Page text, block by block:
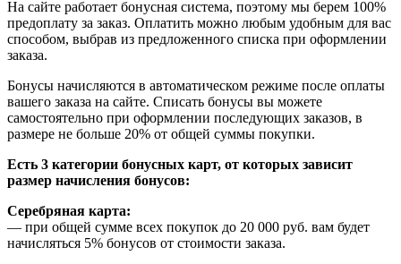
На сайте работает бонусная система, поэтому мы берем 100%
предоплату за заказ. Оплатить можно любым удобным для вас
способом, выбрав из предложенного списка при оформлении
заказа.
Бонусы начисляются в автоматическом режиме после оплаты
вашего заказа на сайте. Списать бонусы вы можете
самостоятельно при оформлении последующих заказов, в
размере не больше 20% от общей суммы покупки.
Есть 3 категории бонусных карт, от которых зависит
размер начисления бонусов:
Серебряная карта:
— при общей сумме всех покупок до 20 000 руб. вам будет
начисляться 5% бонусов от стоимости заказа.